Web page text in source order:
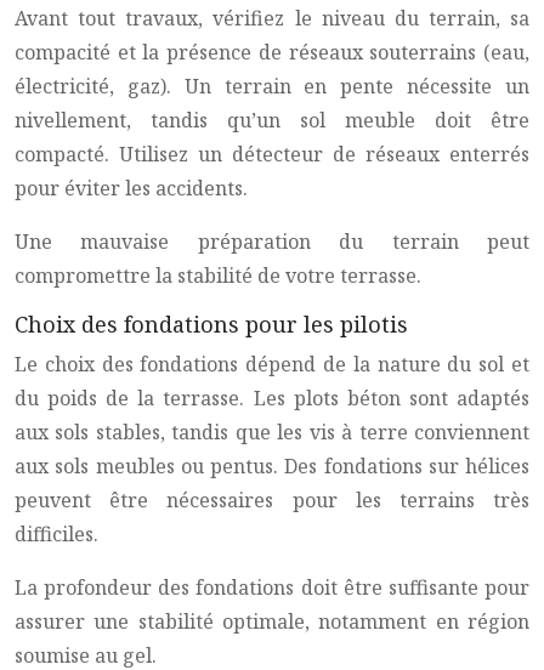
Avant tout travaux, vérifiez le niveau du terrain, sa
compacité et la présence de réseaux souterrains (eau,
électricité, gaz). Un terrain en pente nécessite un
nivellement, tandis qu’un sol meuble doit être
compacté. Utilisez un détecteur de réseaux enterrés
pour éviter les accidents.
Une mauvaise préparation du terrain peut
compromettre la stabilité de votre terrasse.
Choix des fondations pour les pilotis
Le choix des fondations dépend de la nature du sol et
du poids de la terrasse. Les plots béton sont adaptés
aux sols stables, tandis que les vis à terre conviennent
aux sols meubles ou pentus. Des fondations sur hélices
peuvent être nécessaires pour les terrains très
difficiles.
La profondeur des fondations doit être suffisante pour
assurer une stabilité optimale, notamment en région
soumise au gel.